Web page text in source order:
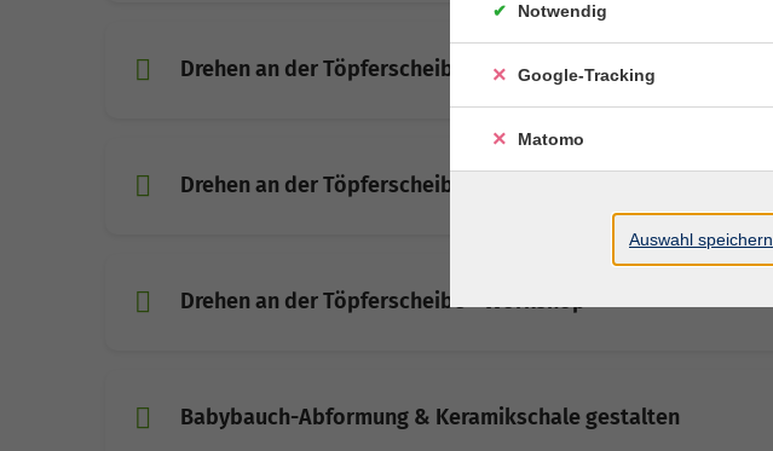
Drehen an der Töpferscheibe - Workshop
Drehen an der Töpferscheibe - Workshop
Drehen an der Töpferscheibe - Workshop
Babybauch-Abformung & Keramikschale gestalten
Notwendig
Google-Tracking
Matomo
Auswahl speichern